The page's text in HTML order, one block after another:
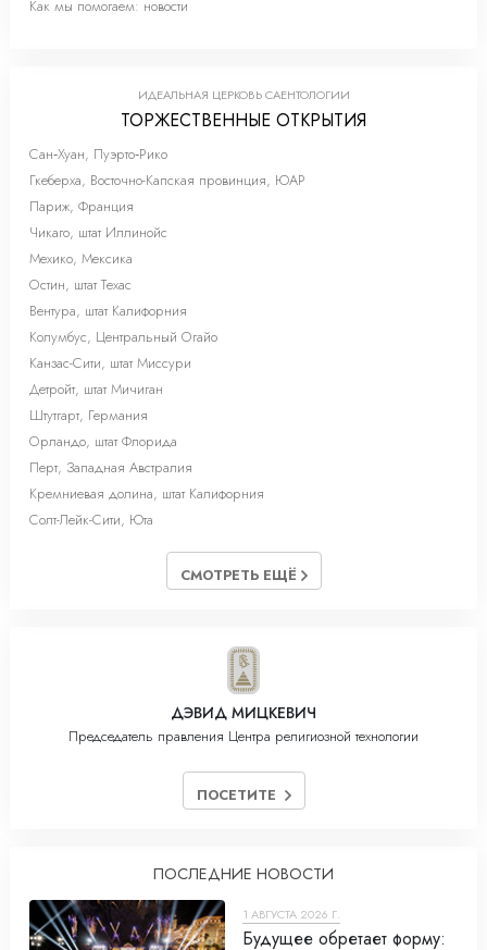
Как мы помогаем: новости
ИДЕАЛЬНАЯ ЦЕРКОВЬ САЕНТОЛОГИИ
ТОРЖЕСТВЕННЫЕ ОТКРЫТИЯ
Сан‑Хуан, Пуэрто‑Рико
Гкеберха, Восточно-Капская провинция, ЮАР
Париж, Франция
Чикаго, штат Иллинойс
Мехико, Мексика
Остин, штат Техас
Вентура, штат Калифорния
Колумбус, Центральный Огайо
Канзас-Сити, штат Миссури
Детройт, штат Мичиган
Штутгарт, Германия
Орландо, штат Флорида
Перт, Западная Австралия
Кремниевая долина, штат Калифорния
Солт-Лейк-Cити, Юта
СМОТРЕТЬ ЕЩЁ
ДЭВИД МИЦКЕВИЧ
Председатель правления Центра религиозной технологии
ПОСЕТИТЕ
ПОСЛЕДНИЕ НОВОСТИ
1 АВГУСТА 2026 Г.
Будущее обретает форму: